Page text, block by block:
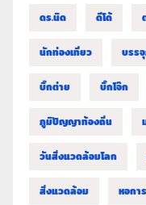
ดร.นิด ดีโด้
นักท่องเที่ยว บรร
บิ๊กต่าย บิ๊กโจ๊ก
ภูมิปัญญาท้องถิ่น
วันสิ่งแวดล้อมโลก
สิ่งแวดล้อม หอกา